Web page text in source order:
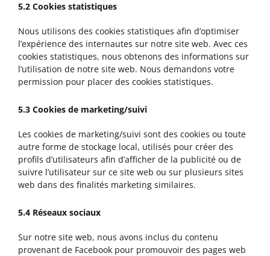
5.2 Cookies statistiques
Nous utilisons des cookies statistiques afin d’optimiser
l’expérience des internautes sur notre site web. Avec ces
cookies statistiques, nous obtenons des informations sur
l’utilisation de notre site web. Nous demandons votre
permission pour placer des cookies statistiques.
5.3 Cookies de marketing/suivi
Les cookies de marketing/suivi sont des cookies ou toute
autre forme de stockage local, utilisés pour créer des
profils d’utilisateurs afin d’afficher de la publicité ou de
suivre l’utilisateur sur ce site web ou sur plusieurs sites
web dans des finalités marketing similaires.
5.4 Réseaux sociaux
Sur notre site web, nous avons inclus du contenu
provenant de Facebook pour promouvoir des pages web